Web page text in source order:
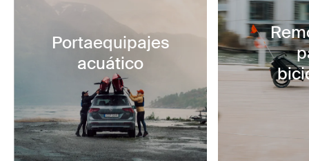
Portaequipajes
acuático